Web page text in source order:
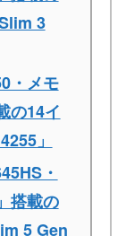
3
・メモ
の14イ
」
・
搭載の
5 Gen